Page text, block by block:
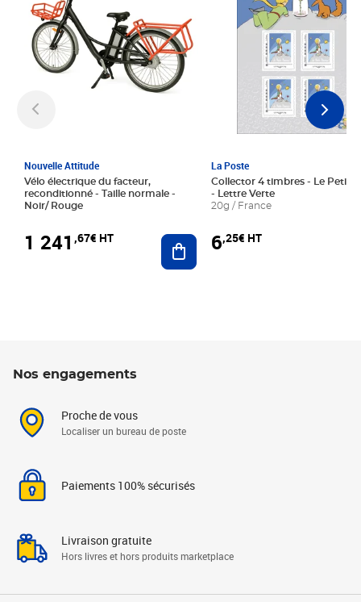
Nouvelle Attitude
Vélo électrique du facteur,
reconditionné - Taille normale -
Noir/ Rouge
1 241 ,67€ HT Ajouter au panier
La Poste
Collector 4 timbres - Le Petit
- Lettre Verte
20g / France
6,25€ HT
Nos engagements
Proche de vous
Localiser un bureau de poste
Paiements 100% sécurisés
Livraison gratuite
Hors livres et hors produits marketplace